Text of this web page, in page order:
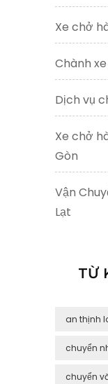
Xe chở
Chành
Dịch vụ
Xe chở
Gòn
Vận
Lạt
TỪ
an thịnh
chuyển
chuyển